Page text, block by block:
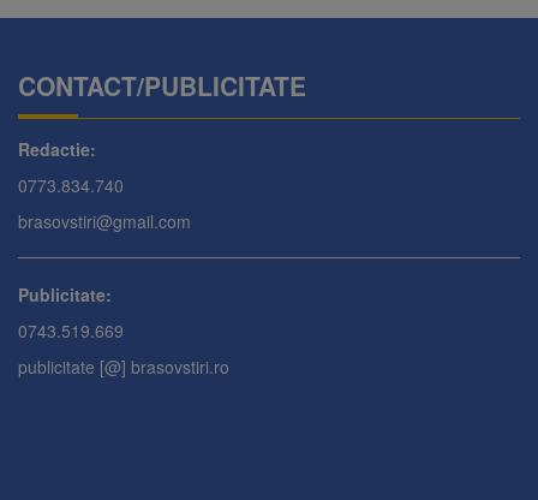
CONTACT/PUBLICITATE
Redactie:
0773.834.740
brasovstiri@gmail.com
Publicitate:
0743.519.669
publicitate [@] brasovstiri.ro